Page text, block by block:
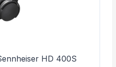
HD 400S